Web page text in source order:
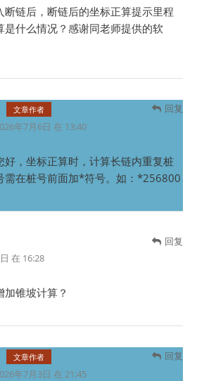
断链后，断链后的坐标正算提示里程
是什么情况？感谢同老师提供的软
回复
文章作者
年7月6日 在 13:40
好，坐标正算时，计算长链内重复桩
需在桩号前面加*符号。如：*256800
回复
在 16:28
加锥坡计算？
回复
文章作者
年7月3日 在 21:45